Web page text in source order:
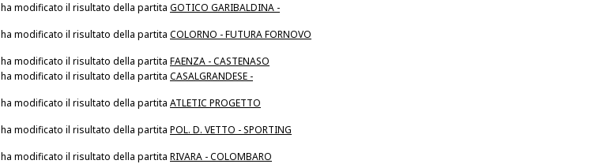
ha modificato il risultato della partita GOTICO GARIBALDINA -
ha modificato il risultato della partita COLORNO - FUTURA FORNOVO
ha modificato il risultato della partita FAENZA - CASTENASO
ha modificato il risultato della partita CASALGRANDESE -
ha modificato il risultato della partita ATLETIC PROGETTO
ha modificato il risultato della partita POL. D. VETTO - SPORTING
ha modificato il risultato della partita RIVARA - COLOMBARO